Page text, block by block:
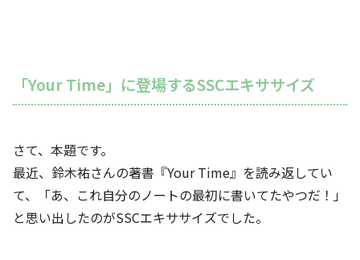
「Your Time」に登場するSSCエキササイズ
さて、本題です。
最近、鈴木祐さんの著書『Your Time』を読み返してい
て、「あ、これ自分のノートの最初に書いてたやつだ！」
と思い出したのがSSCエキササイズでした。